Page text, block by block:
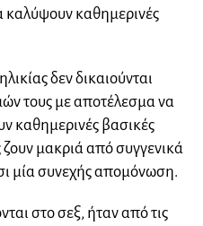
καλύψουν καθημερινές
δεν δικαιούνται
τους με αποτέλεσμα να
καθημερινές βασικές
μακριά από συγγενικά
μία συνεχής απομόνωση.
στο σεξ, ήταν από τις